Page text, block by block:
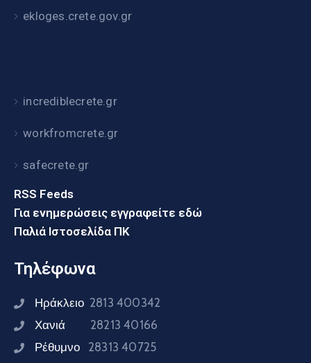
ekloges.crete.gov.gr
incrediblecrete.gr
workfromcrete.gr
safecrete.gr
RSS Feeds
Για ενημερώσεις εγγραφείτε εδώ
Παλιά Ιστοσελίδα ΠΚ
Τηλέφωνα
Ηράκλειο 2813 400342
Χανιά 28213 40166
Ρέθυμνο 28313 40725